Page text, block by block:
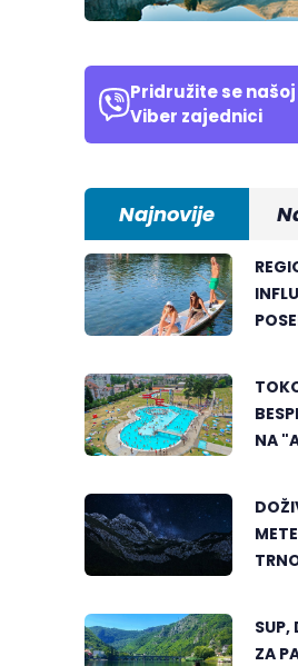
Pridružite se našoj
Viber zajednici
Najnovije
NA
SUP,
ZA